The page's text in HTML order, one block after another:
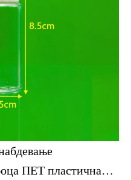
ПЕТ пластична